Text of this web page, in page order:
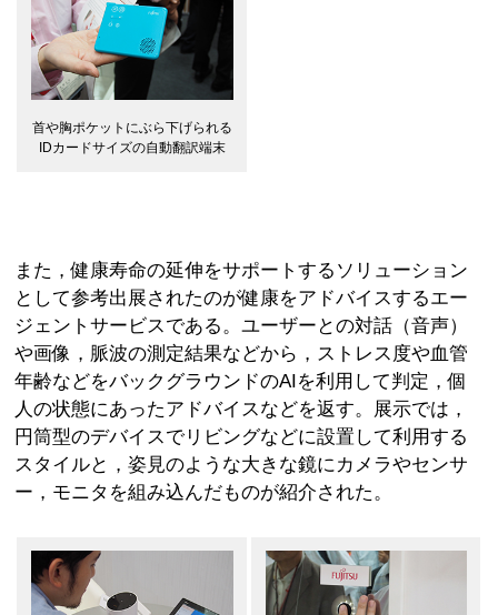
首や胸ポケットにぶら下げられる
IDカードサイズの自動翻訳端末
また，健康寿命の延伸をサポートするソリューション
として参考出展されたのが健康をアドバイスするエー
ジェントサービスである。ユーザーとの対話（音声）
や画像，脈波の測定結果などから，ストレス度や血管
年齢などをバックグラウンドのAIを利用して判定，個
人の状態にあったアドバイスなどを返す。展示では，
円筒型のデバイスでリビングなどに設置して利用する
スタイルと，姿見のような大きな鏡にカメラやセンサ
ー，モニタを組み込んだものが紹介された。